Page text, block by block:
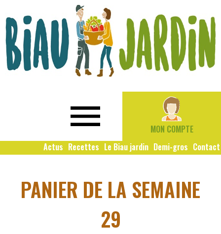
MON COMPTE
Actus Recettes Le Biau jardin Demi-gros Contact
PANIER DE LA SEMAINE
29